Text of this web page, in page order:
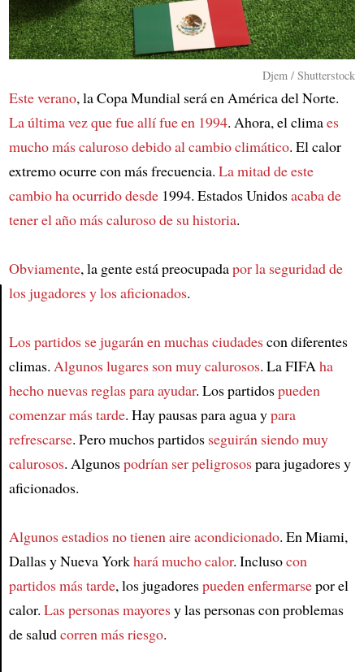
Djem / Shutterstock
Este verano, la Copa Mundial será en América del Norte.
La última vez que fue allí fue en 1994. Ahora, el climaes
mucho más caluroso debido al cambio climático. El calor
extremo ocurre con más frecuencia. La mitad de este
cambio ha ocurrido desde1994. Estados Unidosacaba de
tener el año más caluroso de su historia.
Obviamente, la gente está preocupadapor la seguridad de
los jugadores y los aficionados.
Los partidos se jugarán en muchas ciudadescon diferentes
climas. Algunos lugares son muy calurosos. La FIFAha
hecho nuevas reglas para ayudar. Los partidospueden
comenzar más tarde. Hay pausas para agua ypara
refrescarse. Pero muchos partidos seguirán siendo muy
calurosos. Algunospodrían ser peligrosospara jugadores y
aficionados.
Algunos estadios no tienen aire acondicionado. En Miami,
Dallas y Nueva Yorkhará mucho calor. Inclusocon
partidos más tarde, los jugadorespueden enfermarsepor el
calor. Las personas mayoresy las personas con problemas
de saludcorren más riesgo.